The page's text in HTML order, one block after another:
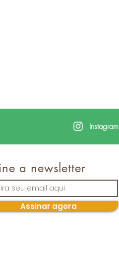
Instagram
a newsletter
Assinar agora